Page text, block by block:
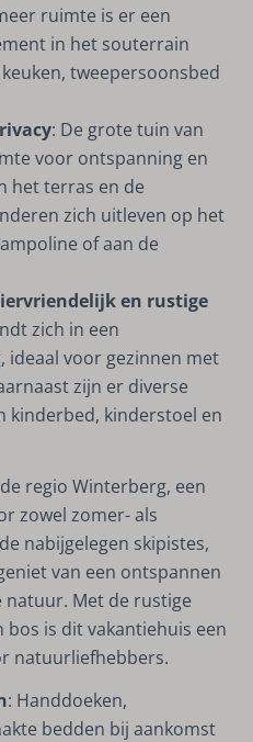
ruimte is er een
in het souterrain
tweepersoonsbed
: De grote tuin van
voor ontspanning en
het terras en de
zich uitleven op het
of aan de
en rustige
zich in een
ideaal voor gezinnen met
zijn er diverse
kinderbed, kinderstoel en
regio Winterberg, een
zowel zomer- als
nabijgelegen skipistes,
van een ontspannen
natuur. Met de rustige
bos is dit vakantiehuis een
natuurliefhebbers.
: Handdoeken,
bedden bij aankomst